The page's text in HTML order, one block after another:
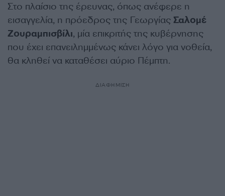
Στο πλαίσιο της έρευνας, όπως ανέφερε η
εισαγγελία, η πρόεδρος της Γεωργίας Σαλομέ
Ζουραμπισβίλι, μία επικριτής της κυβέρνησης
που έχει επανειλημμένως κάνει λόγο για νοθεία,
θα κληθεί να καταθέσει αύριο Πέμπτη.
ΔΙΑΦΗΜΙΣΗ